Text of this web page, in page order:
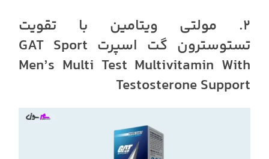
2. مولتی‌ ویتامین با تقویت
تستوسترون گت اسپرت GAT Sport
Men’s Multi Test Multivitamin With
Testosterone Support